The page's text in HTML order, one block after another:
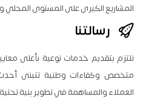
المشاريع الكبرى على المستوى المحلي
رسالتنا
نلتزم بتقديم خدمات نوعية بأعلى
متخصص وكفاءات وطنية تتبنى أحدث
العملاء والمساهمة في تطوير بنية